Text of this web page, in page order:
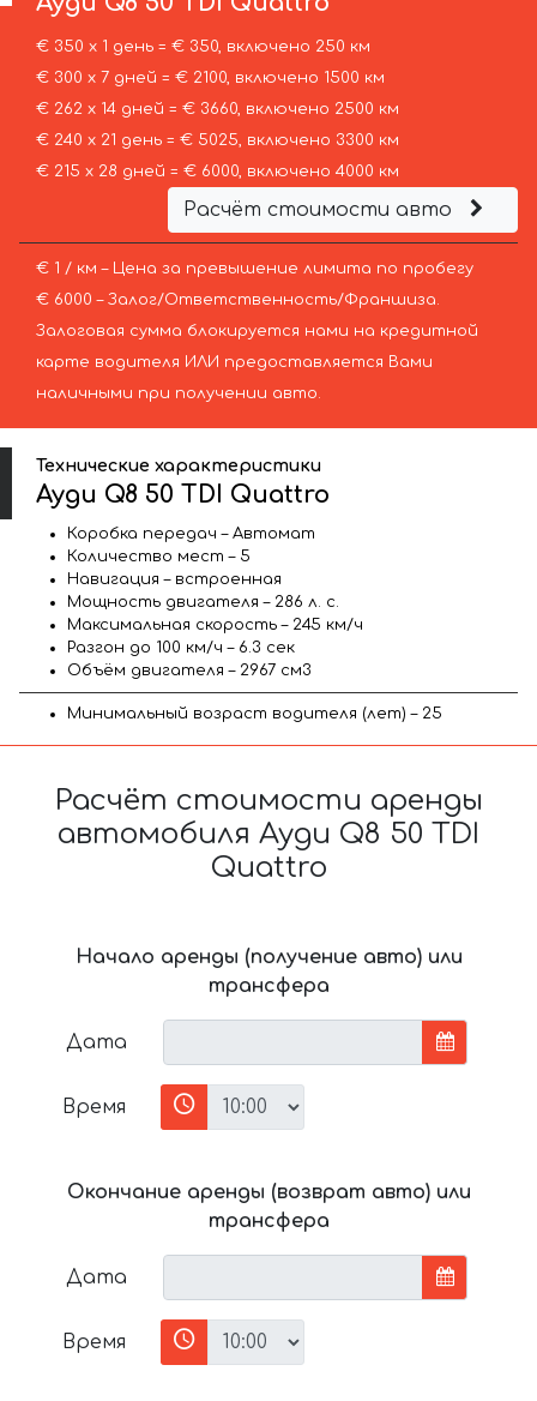
€ 350 х 1 день = € 350, включено 250 км
€ 300 х 7 дней = € 2100, включено 1500 км
€ 262 х 14 дней = € 3660, включено 2500 км
€ 240 х 21 день = € 5025, включено 3300 км
€ 215 х 28 дней = € 6000, включено 4000 км
Расчёт стоимости авто
€ 1 / км – Цена за превышение лимита по пробегу
€ 6000 – Залог/Ответственность/Франшиза.
Залоговая сумма блокируется нами на кредитной
карте водителя ИЛИ предоставляется Вами
наличными при получении авто.
Технические характеристики
Ауди Q8 50 TDI Quattro
Коробка передач – Автомат
Количество мест – 5
Навигация – встроенная
Мощность двигателя – 286 л. с.
Максимальная скорость – 245 км/ч
Разгон до 100 км/ч – 6.3 сек
Объём двигателя – 2967 см3
Минимальный возраст водителя (лет) – 25
Расчёт стоимости аренды
автомобиля Ауди Q8 50 TDI
Quattro
Начало аренды (получение авто) или
трансфера
Дата
Время
Окончание аренды (возврат авто) или
трансфера
Дата
Время